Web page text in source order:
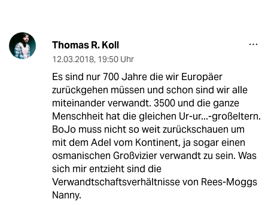
Thomas R. Koll
12.03.2018, 19:50 Uhr
Es sind nur 700 Jahre die wir Europäer
zurückgehen müssen und schon sind wir alle
miteinander verwandt. 3500 und die ganze
Menschheit hat die gleichen Ur-ur...-großeltern.
BoJo muss nicht so weit zurückschauen um
mit dem Adel vom Kontinent, ja sogar einen
osmanischen Großvizier verwandt zu sein. Was
sich mir entzieht sind die
Verwandtschaftsverhältnisse von Rees-Moggs
Nanny.